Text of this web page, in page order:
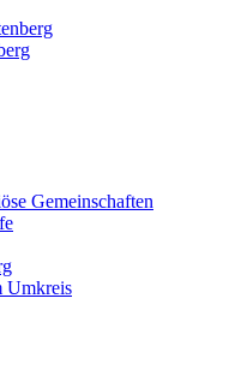
Gemeinschaften
Umkreis